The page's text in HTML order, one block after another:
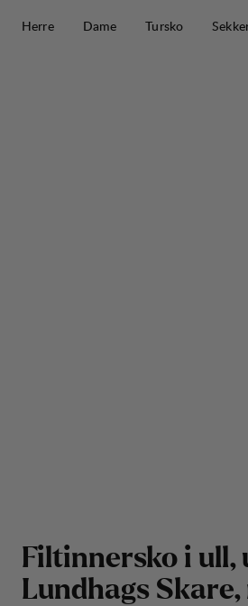
Herre
Dame Tursko
Filtinnersko i ull,
Lundhags Skare,